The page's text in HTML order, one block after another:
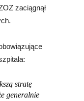
zaciągnął
stratę
generalnie